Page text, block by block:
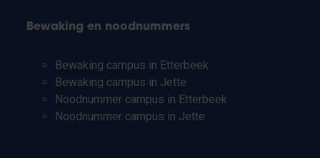
Bewaking en noodnummers
Bewaking campus in Etterbeek
Bewaking campus in Jette
Noodnummer campus in Etterbeek
Noodnummer campus in Jette